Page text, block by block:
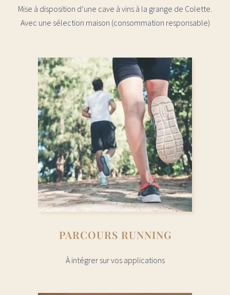
Mise à disposition d’une cave à vins à la grange de Colette.
Avec une sélection maison (consommation responsable)
PARCOURS RUNNING
À intégrer sur vos applications